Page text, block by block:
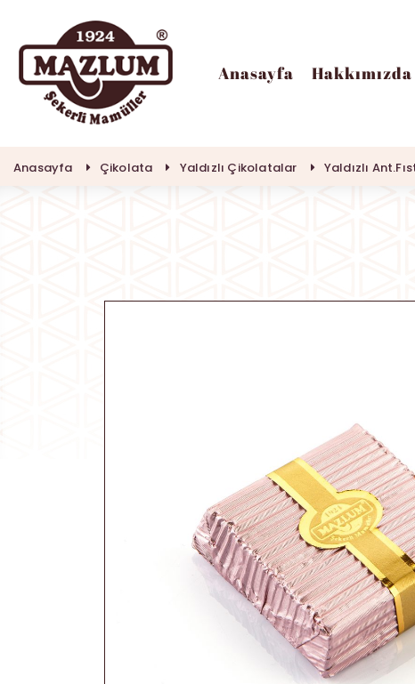
Anasayfa
Hakkımızda
İnsan Kaynakları
Anasayfa Hakkımızda
Anasayfa Çikolata Yaldızlı Çikolatalar Yaldızlı